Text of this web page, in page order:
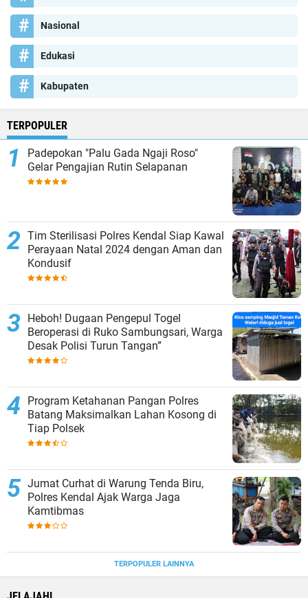
Nasional
Edukasi
Kabupaten
TERPOPULER
Padepokan "Palu Gada Ngaji Roso"
Gelar Pengajian Rutin Selapanan
Tim Sterilisasi Polres Kendal Siap Kawal
Perayaan Natal 2024 dengan Aman dan
Kondusif
Heboh! Dugaan Pengepul Togel
Beroperasi di Ruko Sambungsari, Warga
Desak Polisi Turun Tangan”
Program Ketahanan Pangan Polres
Batang Maksimalkan Lahan Kosong di
Tiap Polsek
Jumat Curhat di Warung Tenda Biru,
Polres Kendal Ajak Warga Jaga
Kamtibmas
TERPOPULER LAINNYA